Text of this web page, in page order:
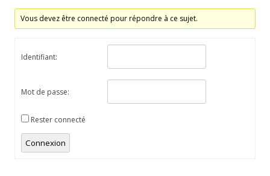
Vous devez être connecté pour répondre à ce sujet.
Identifiant:
Mot de passe:
Rester connecté
Connexion